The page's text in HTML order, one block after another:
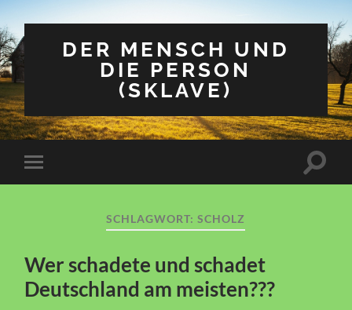
DER MENSCH UND
DIE PERSON
(SKLAVE)
Mobile-
Menü
SCHLAGWORT:SCHOLZ
Wer schadete und schadet
Deutschland am meisten???